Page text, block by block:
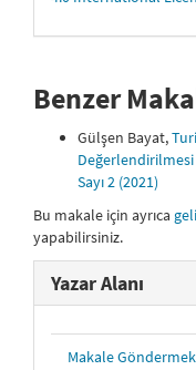
Benzer
Gülşen Bayat,
Değerlendirilmesi
Sayı 2 (2021)
Bu makale için ayrıca
yapabilirsiniz.
Yazar Alanı
Makale